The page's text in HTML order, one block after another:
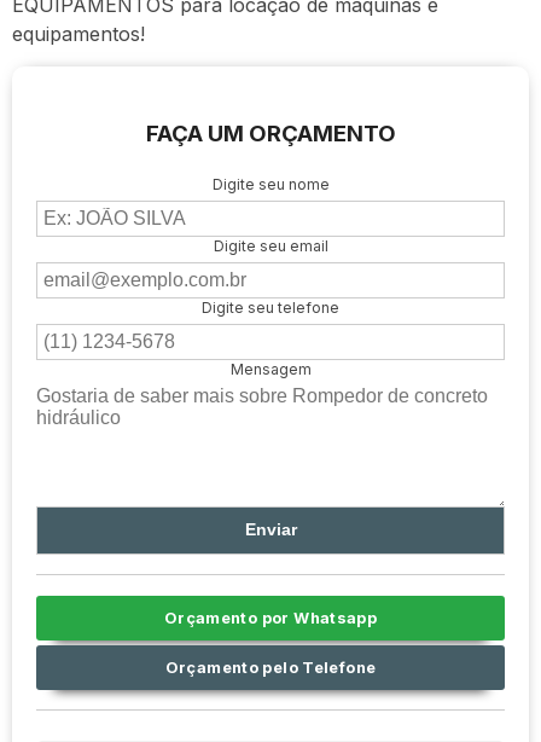
equipamentos!
FAÇA UM ORÇAMENTO
Digite seu nome
Digite seu email
Digite seu telefone
Mensagem
Orçamento por Whatsapp
Orçamento pelo Telefone